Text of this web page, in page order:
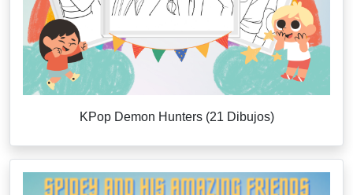
KPop Demon Hunters (21 Dibujos)